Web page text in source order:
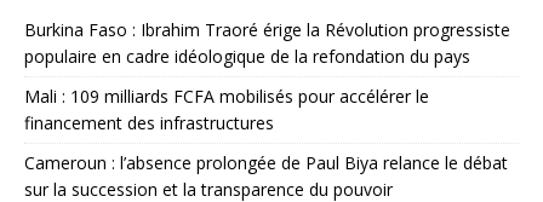
Burkina Faso : Ibrahim Traoré érige la Révolution progressiste
populaire en cadre idéologique de la refondation du pays
Mali : 109 milliards FCFA mobilisés pour accélérer le
financement des infrastructures
Cameroun : l’absence prolongée de Paul Biya relance le débat
sur la succession et la transparence du pouvoir